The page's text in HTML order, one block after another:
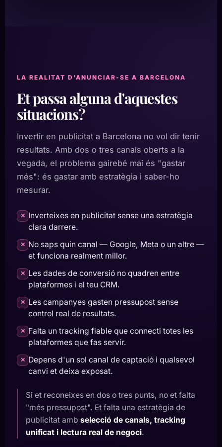
LA REALITAT D'ANUNCIAR-SE A BARCELONA
Et passa alguna d'aquestes
situacions?
Invertir en publicitat a Barcelona no vol dir tenir
resultats. Amb dos o tres canals oberts a la
vegada, el problema gairebé mai és "gastar
més": és gastar amb estratègia i saber-ho
mesurar.
✕ Inverteixes en publicitat sense una estratègia
clara darrere.
✕ No saps quin canal — Google, Meta o un altre —
et funciona realment millor.
✕ Les dades de conversió no quadren entre
plataformes i el teu CRM.
✕ Les campanyes gasten pressupost sense
control real de resultats.
✕ Falta un tracking fiable que connecti totes les
plataformes que fas servir.
✕ Depens d'un sol canal de captació i qualsevol
canvi et deixa exposat.
Si et reconeixes en dos o tres punts, no et falta
"més pressupost". Et falta una estratègia de
publicitat amb selecció de canals, tracking
unificat i lectura real de negoci.